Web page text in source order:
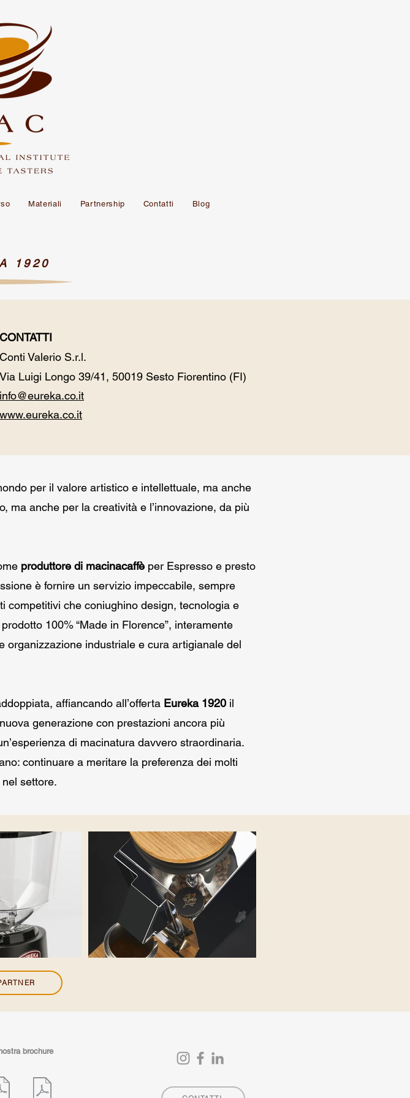
Materiali Partnership Contatti Blog
1920
CONTATTI​
Conti Valerio S.r.l.
Via Luigi Longo 39/41, 50019 Sesto Fiorentino (FI)
info@eureka.co.it
www.eureka.co.it
per il valore artistico e intellettuale, ma anche
ma anche per la creatività e l’innovazione, da più
produttore di macinacaffè per Espresso e presto
è fornire un servizio impeccabile, sempre
competitivi che coniughino design, tecnologia e
100% “Made in Florence”, interamente
organizzazione industriale e cura artigianale del
affiancando all’offerta Eureka 1920 il
generazione con prestazioni ancora più
di macinatura davvero straordinaria.
continuare a meritare la preferenza dei molti
settore.
brochure